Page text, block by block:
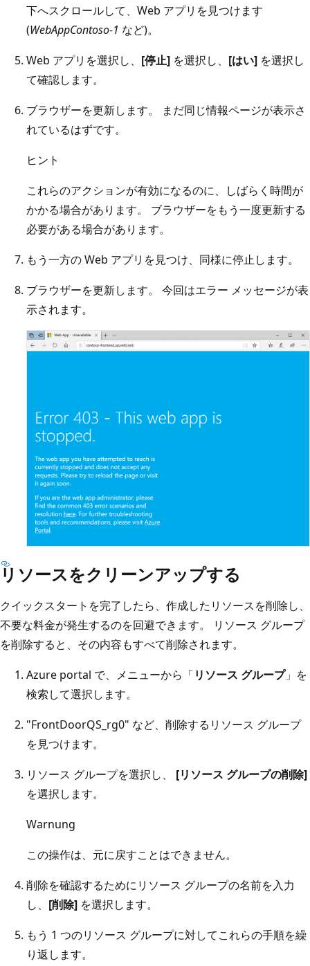
下へスクロールして、Web アプリを見つけます
(WebAppContoso-1 など)。
Web アプリを選択し、 [停止] を選択し、 [はい] を選択し
て確認します。
ブラウザーを更新します。 まだ同じ情報ページが表示さ
れているはずです。
ヒント
これらのアクションが有効になるのに、しばらく時間が
かかる場合があります。 ブラウザーをもう一度更新する
必要がある場合があります。
もう一方の Web アプリを見つけ、同様に停止します。
ブラウザーを更新します。 今回はエラー メッセージが表
示されます。
リソースをクリーンアップする
クイックスタートを完了したら、作成したリソースを削除し、
不要な料金が発生するのを回避できます。 リソース グループ
を削除すると、その内容もすべて削除されます。
Azure portal で、メニューから「リソース グループ」を
検索して選択します。
"FrontDoorQS_rg0" など、削除するリソース グループ
を見つけます。
リソース グループを選択し、 [リソース グループの削除]
を選択します。
Warnung
この操作は、元に戻すことはできません。
削除を確認するためにリソース グループの名前を入力
し、 [削除] を選択します。
もう 1 つのリソース グループに対してこれらの手順を繰
り返します。